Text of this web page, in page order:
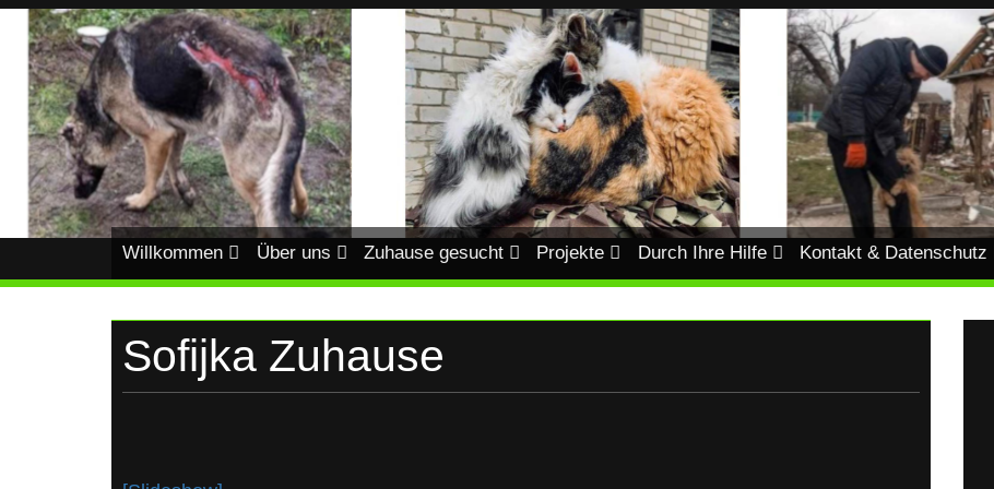
Skip
content
HUNDEHILFE-
UKRAINE
Hundehilfe-
Ukraine
Willkommen Über uns Zuhause gesucht Projekte Durch Ihre Hilfe Kontakt & Datenschutz
Sofijka Zuhause